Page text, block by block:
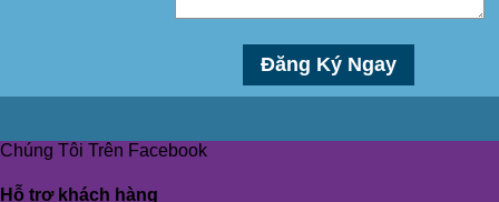
Chúng Tôi Trên Facebook
Hỗ trợ khách hàng